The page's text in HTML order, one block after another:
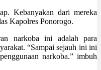
Kebanyakan dari mereka
Kapolres Ponorogo.
narkoba ini adalah para
“Sampai sejauh ini ini
narkoba.” imbuh